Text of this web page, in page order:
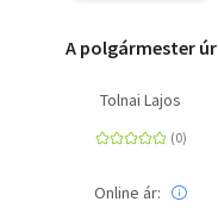
A polgármester úr
Tolnai Lajos
Online ár: